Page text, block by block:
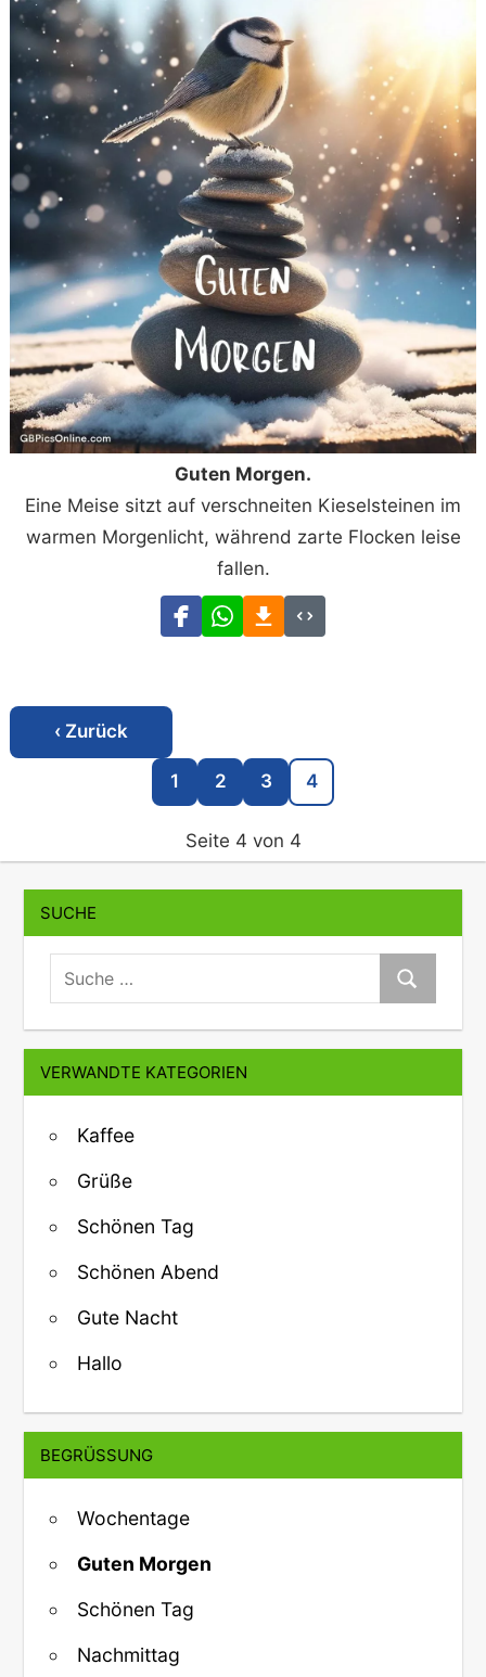
Guten Morgen.
Eine Meise sitzt auf verschneiten Kieselsteinen im
warmen Morgenlicht, während zarte Flocken leise
fallen.
‹ Zurück
1 2 3 4
Seite 4 von 4
SUCHE
suche:
Suche
VERWANDTE KATEGORIEN
Kaffee
Grüße
Schönen Tag
Schönen Abend
Gute Nacht
Hallo
BEGRÜSSUNG
Wochentage
Guten Morgen
Schönen Tag
Nachmittag